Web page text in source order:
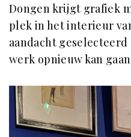
Dongen krijgt grafiek
plek in het interieur
aandacht
werk opnieuw kan